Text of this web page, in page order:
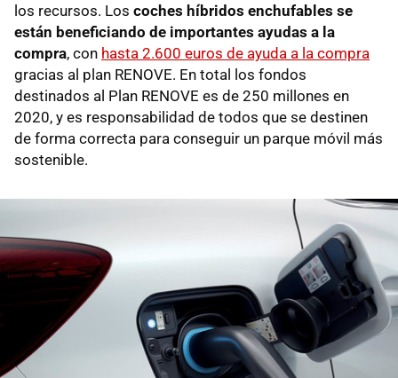
los recursos. Los coches híbridos enchufables se
están beneficiando de importantes ayudas a la
compra, con hasta 2.600 euros de ayuda a la compra
gracias al plan RENOVE. En total los fondos
destinados al Plan RENOVE es de 250 millones en
2020, y es responsabilidad de todos que se destinen
de forma correcta para conseguir un parque móvil más
sostenible.